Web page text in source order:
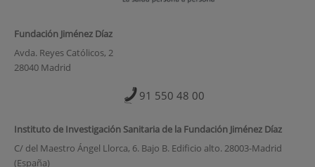
Fundación Jiménez Díaz
Avda. Reyes Católicos, 2
28040 Madrid
91 550 48 00
Instituto de Investigación Sanitaria de la Fundación Jiménez Díaz
C/ del Maestro Ángel Llorca, 6. Bajo B. Edificio alto. 28003-Madrid
(España)